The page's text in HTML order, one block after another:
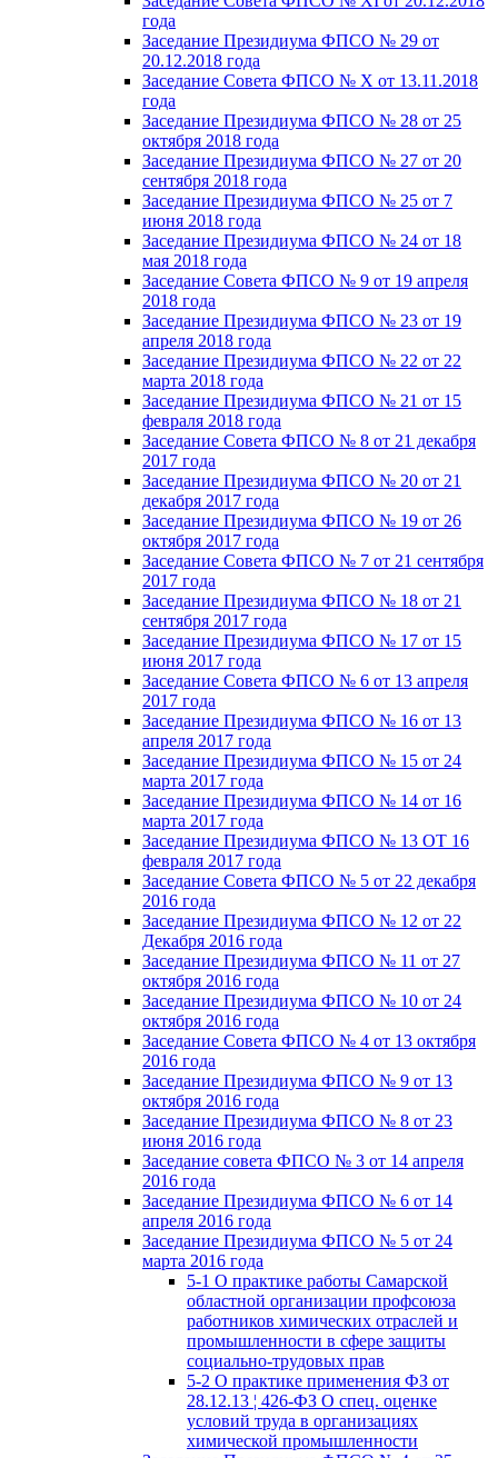
года
Заседание Президиума ФПСО № 29 от
20.12.2018 года
Заседание Совета ФПСО № X от 13.11.2018
года
Заседание Президиума ФПСО № 28 от 25
октября 2018 года
Заседание Президиума ФПСО № 27 от 20
сентября 2018 года
Заседание Президиума ФПСО № 25 от 7
июня 2018 года
Заседание Президиума ФПСО № 24 от 18
мая 2018 года
Заседание Совета ФПСО № 9 от 19 апреля
2018 года
Заседание Президиума ФПСО № 23 от 19
апреля 2018 года
Заседание Президиума ФПСО № 22 от 22
марта 2018 года
Заседание Президиума ФПСО № 21 от 15
февраля 2018 года
Заседание Совета ФПСО № 8 от 21 декабря
2017 года
Заседание Президиума ФПСО № 20 от 21
декабря 2017 года
Заседание Президиума ФПСО № 19 от 26
октября 2017 года
Заседание Совета ФПСО № 7 от 21 сентября
2017 года
Заседание Президиума ФПСО № 18 от 21
сентября 2017 года
Заседание Президиума ФПСО № 17 от 15
июня 2017 года
Заседание Совета ФПСО № 6 от 13 апреля
2017 года
Заседание Президиума ФПСО № 16 от 13
апреля 2017 года
Заседание Президиума ФПСО № 15 от 24
марта 2017 года
Заседание Президиума ФПСО № 14 от 16
марта 2017 года
Заседание Президиума ФПСО № 13 ОТ 16
февраля 2017 года
Заседание Совета ФПСО № 5 от 22 декабря
2016 года
Заседание Президиума ФПСО № 12 от 22
Декабря 2016 года
Заседание Президиума ФПСО № 11 от 27
октября 2016 года
Заседание Президиума ФПСО № 10 от 24
октября 2016 года
Заседание Совета ФПСО № 4 от 13 октября
2016 года
Заседание Президиума ФПСО № 9 от 13
октября 2016 года
Заседание Президиума ФПСО № 8 от 23
июня 2016 года
Заседание совета ФПСО № 3 от 14 апреля
2016 года
Заседание Президиума ФПСО № 6 от 14
апреля 2016 года
Заседание Президиума ФПСО № 5 от 24
марта 2016 года
5-1 О практике работы Самарской
областной организации профсоюза
работников химических отраслей и
промышленности в сфере защиты
социально-трудовых прав
5-2 О практике применения ФЗ от
28.12.13 ¦ 426-ФЗ О спец. оценке
условий труда в организациях
химической промышленности